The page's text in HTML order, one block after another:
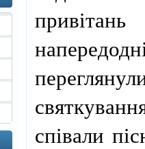
співали